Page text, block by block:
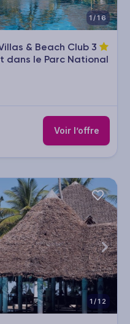
1/16
& Beach Club 3
dans le Parc National
Voir l’offre
1/12